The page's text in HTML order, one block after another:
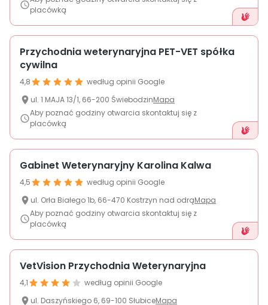
placówką
Przychodnia weterynaryjna PET-VET spółka
cywilna
4,8
według opinii Google
ul. 1 MAJA13/1, 66-200 ŚwiebodzinMapa
Aby poznać godziny otwarcia skontaktuj się z
placówką
Gabinet Weterynaryjny Karolina Kalwa
4,5
według opinii Google
ul. Orła Białego 1b, 66-470 Kostrzyn nad odrąMapa
Aby poznać godziny otwarcia skontaktuj się z
placówką
VetVision Przychodnia Weterynaryjna
4,1
według opinii Google
ul. Daszyńskiego 6, 69-100 SłubiceMapa